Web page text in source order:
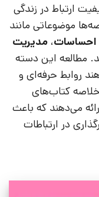
ارتباط در زندگی
موضوعاتی مانند
احساسات، مدیریت
مطالعه این دسته
روابط حرفه‌ای و
کتاب‌های
می‌دهند که باعث
در ارتباطات